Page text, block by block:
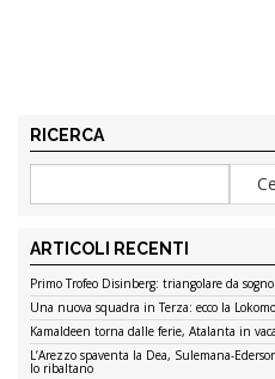
RICERCA
ARTICOLI RECENTI
Primo Trofeo Disinberg: triangolare da
Una nuova squadra in Terza: ecco la
Kamaldeen torna dalle ferie, Atalanta in
L’Arezzo spaventa la Dea, Sulemana-
lo ribaltano